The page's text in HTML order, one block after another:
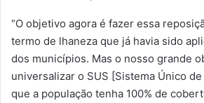
“O objetivo agora é fazer essa
termo de lhaneza que já havia sido
dos municípios. Mas o nosso grande
universalizar o SUS [Sistema Único
que a população tenha 100% de